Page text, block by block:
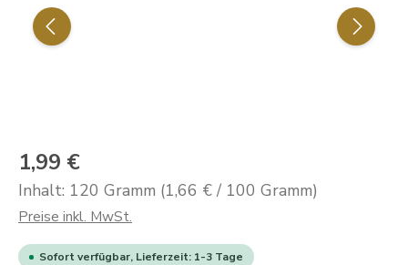
1,99 €
Inhalt: 120 Gramm (1,66 € / 100 Gramm)
Preise inkl. MwSt.
Sofort verfügbar, Lieferzeit: 1-3 Tage